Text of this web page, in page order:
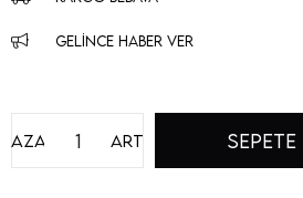
GELINCE HABER VER
Artır
Azalt